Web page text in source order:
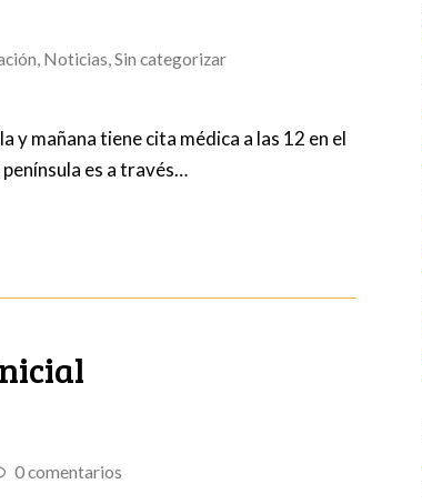
, Noticias,Sin categorizar
y mañana tiene cita médica a las 12 en el
es a través…
0 comentarios